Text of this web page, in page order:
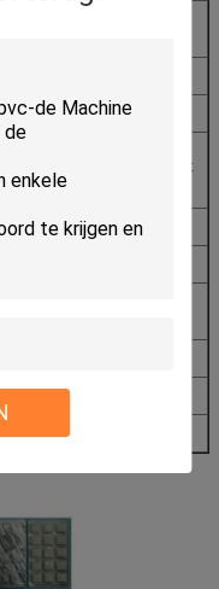
u
50HZ 8KW
de klantenbehoefte om het
te selecteren)
0.6) * (Φ400)
0.035) * (Φ400)
1400*750*1450